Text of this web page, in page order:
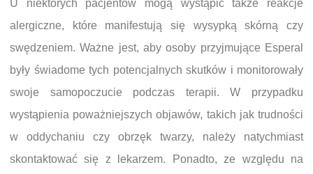
U niektórych pacjentów mogą wystąpić także reakcje
alergiczne, które manifestują się wysypką skórną czy
swędzeniem. Ważne jest, aby osoby przyjmujące Esperal
były świadome tych potencjalnych skutków i monitorowały
swoje samopoczucie podczas terapii. W przypadku
wystąpienia poważniejszych objawów, takich jak trudności
w oddychaniu czy obrzęk twarzy, należy natychmiast
skontaktować się z lekarzem. Ponadto, ze względu na